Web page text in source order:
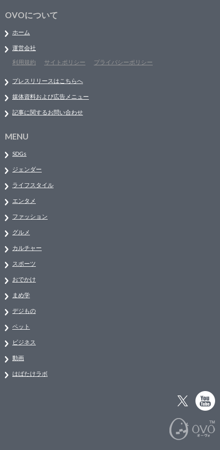
OVOについて
ホーム
運営会社
利用規約
サイトポリシー プライバシーポリシー
プレスリリースはこちらへ
媒体資料および広告メニュー
記事に関するお問い合わせ
MENU
SDGs
ジェンダー
ライフスタイル
エンタメ
ファッション
グルメ
カルチャー
スポーツ
おでかけ
まめ学
デジもの
ペット
ビジネス
動画
はばたけラボ